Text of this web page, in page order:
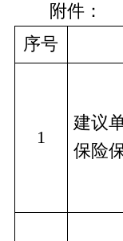
附件：
序号
1
建议
保险